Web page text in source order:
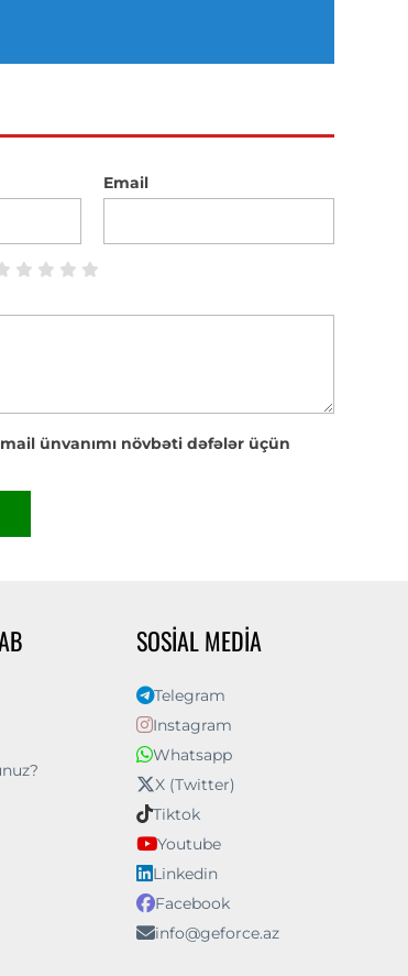
Email
ünvanımı növbəti dəfələr üçün
SOSIAL MEDIA
Telegram
Instagram
Whatsapp
X (Twitter)
Tiktok
Youtube
Linkedin
Facebook
info@geforce.az